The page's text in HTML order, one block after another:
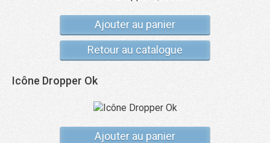
Ajouter au panier
Retour au catalogue
Icône Dropper Ok
Ajouter au panier